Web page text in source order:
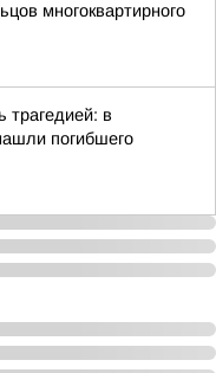
многоквартирного
трагедией: в
погибшего